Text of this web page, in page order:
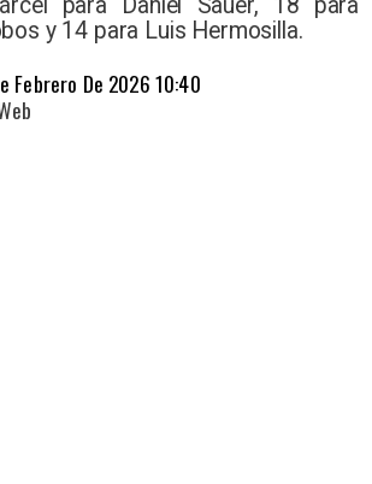
para Daniel Sauer, 18 para
y 14 para Luis Hermosilla.
Febrero De 2026 10:40